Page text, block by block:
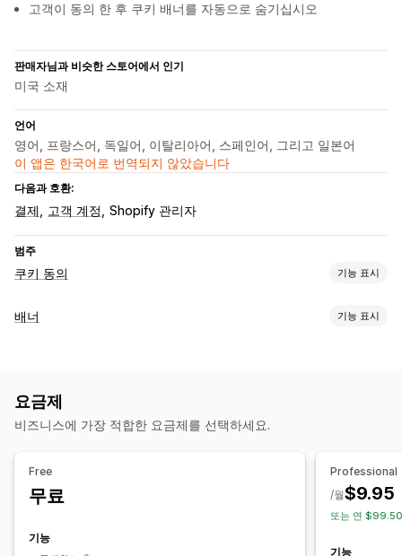
고객이 동의 한 후 쿠키 배너를 자동으로 숨기십시오
판매자님과 비슷한 스토어에서 인기
미국 소재
언어
영어, 프랑스어, 독일어, 이탈리아어, 스페인어, 그리고 일본어
이 앱은 한국어로 번역되지 않았습니다
다음과 호환:
결제 고객 계정 Shopify 관리자
범주
쿠키 동의 기능 표시
표시 옵션
개인정보 보호 규정 준수
정책 생성기
규정
PIPEDA
UCPA
배너 기능 표시
맞춤 설정
분석 및 보고
요금제
비즈니스에 가장 적합한 요금제를 선택하세요.
Free
무료
기능
Professional
$9.95
/월
또는 연
기능